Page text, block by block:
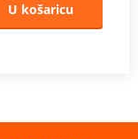
U košaricu